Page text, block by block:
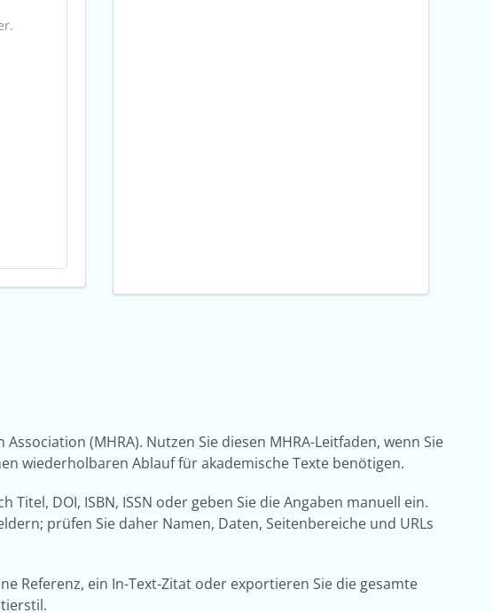
(MHRA). Nutzen Sie diesen MHRA-Leitfaden, wenn Sie
wiederholbaren Ablauf für akademische Texte benötigen.
DOI, ISBN, ISSN oder geben Sie die Angaben manuell ein.
prüfen Sie daher Namen, Daten, Seitenbereiche und URLs
Referenz, ein In-Text-Zitat oder exportieren Sie die gesamte